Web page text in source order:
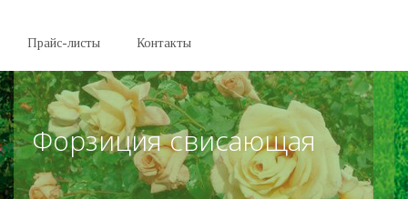
Прайс-листы Контакты
Форзиция свисающая